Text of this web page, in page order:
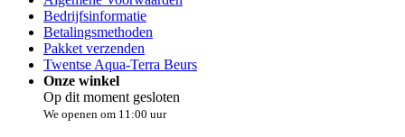
Bedrijfsinformatie
Betalingsmethoden
Pakket verzenden
Twentse Aqua-Terra Beurs
Onze winkel
Op dit moment gesloten
We openen om 11:00 uur